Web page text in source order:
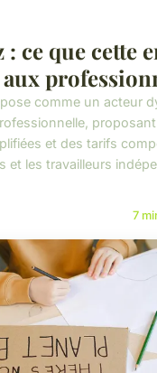
: ce que cette
comme un acteur
et des tarifs
et les travailleurs
7